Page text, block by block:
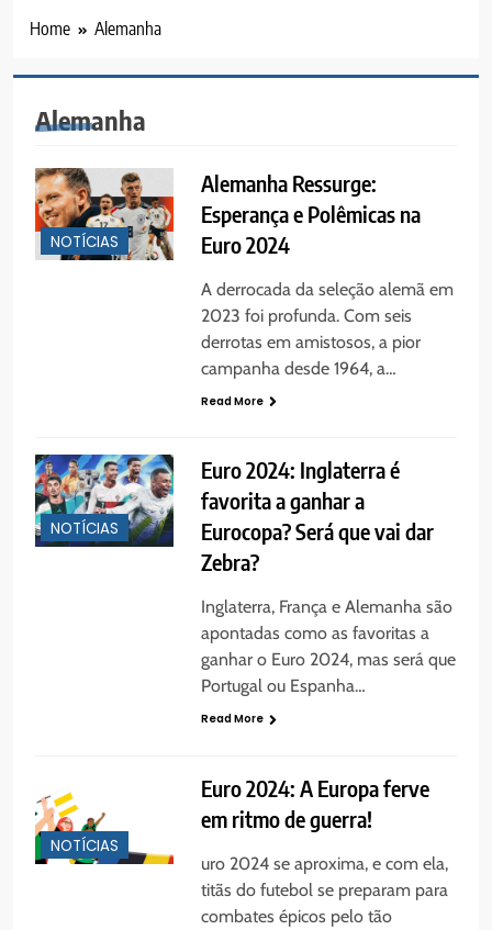
Home Alemanha
Alemanha
NOTÍCIAS
Alemanha Ressurge:
Esperança e Polêmicas na
Euro 2024
A derrocada da seleção alemã em
2023 foi profunda. Com seis
derrotas em amistosos, a pior
campanha desde 1964, a…
Read More
NOTÍCIAS
Euro 2024: Inglaterra é
favorita a ganhar a
Eurocopa? Será que vai dar
Zebra?
Inglaterra, França e Alemanha são
apontadas como as favoritas a
ganhar o Euro 2024, mas será que
Portugal ou Espanha…
Read More
NOTÍCIAS
Euro 2024: A Europa ferve
em ritmo de guerra!
uro 2024 se aproxima, e com ela,
titãs do futebol se preparam para
combates épicos pelo tão